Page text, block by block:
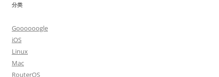
分类
Goooooogle
iOS
Linux
Mac
RouterOS